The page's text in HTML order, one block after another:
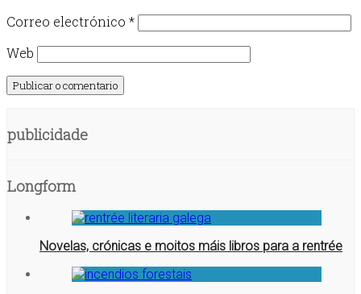
Correo electrónico *
Web
publicidade
Longform
Novelas, crónicas e moitos máis libros para a rentrée